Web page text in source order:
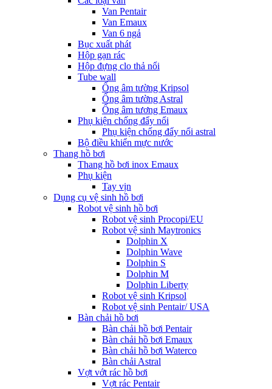
Van Pentair
Van Emaux
Van 6 ngả
Bục xuất phát
Hộp gạn rác
Hộp đựng clo thả nổi
Tube wall
Ống âm tường Kripsol
Ống âm tường Astral
Ống âm tương Emaux
Phụ kiện chống đẩy nổi
Phụ kiện chống đẩy nổi astral
Bộ điều khiển mực nước
Thang hồ bơi
Thang hồ bơi inox Emaux
Phụ kiện
Tay vịn
Dụng cụ vệ sinh hồ bơi
Robot vệ sinh hồ bơi
Robot vệ sinh Procopi/EU
Robot vệ sinh Maytronics
Dolphin X
Dolphin Wave
Dolphin S
Dolphin M
Dolphin Liberty
Robot vệ sinh Kripsol
Robot vệ sinh Pentair/ USA
Bàn chải hồ bơi
Bàn chải hồ bơi Pentair
Bàn chải hồ bơi Emaux
Bàn chải hồ bơi Waterco
Bàn chải Astral
Vợt vớt rác hồ bơi
Vợt rác Pentair